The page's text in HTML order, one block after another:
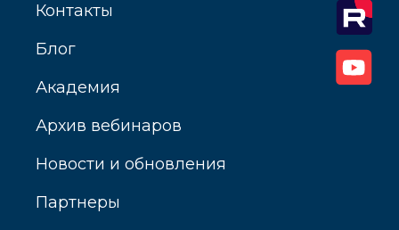
Контакты
Блог
Академия
Архив вебинаров
Новости и обновления
Партнеры